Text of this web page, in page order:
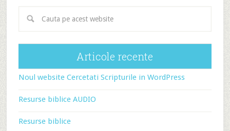
Articole recente
Noul website Cercetati Scripturile in WordPress
Resurse biblice AUDIO
Resurse biblice